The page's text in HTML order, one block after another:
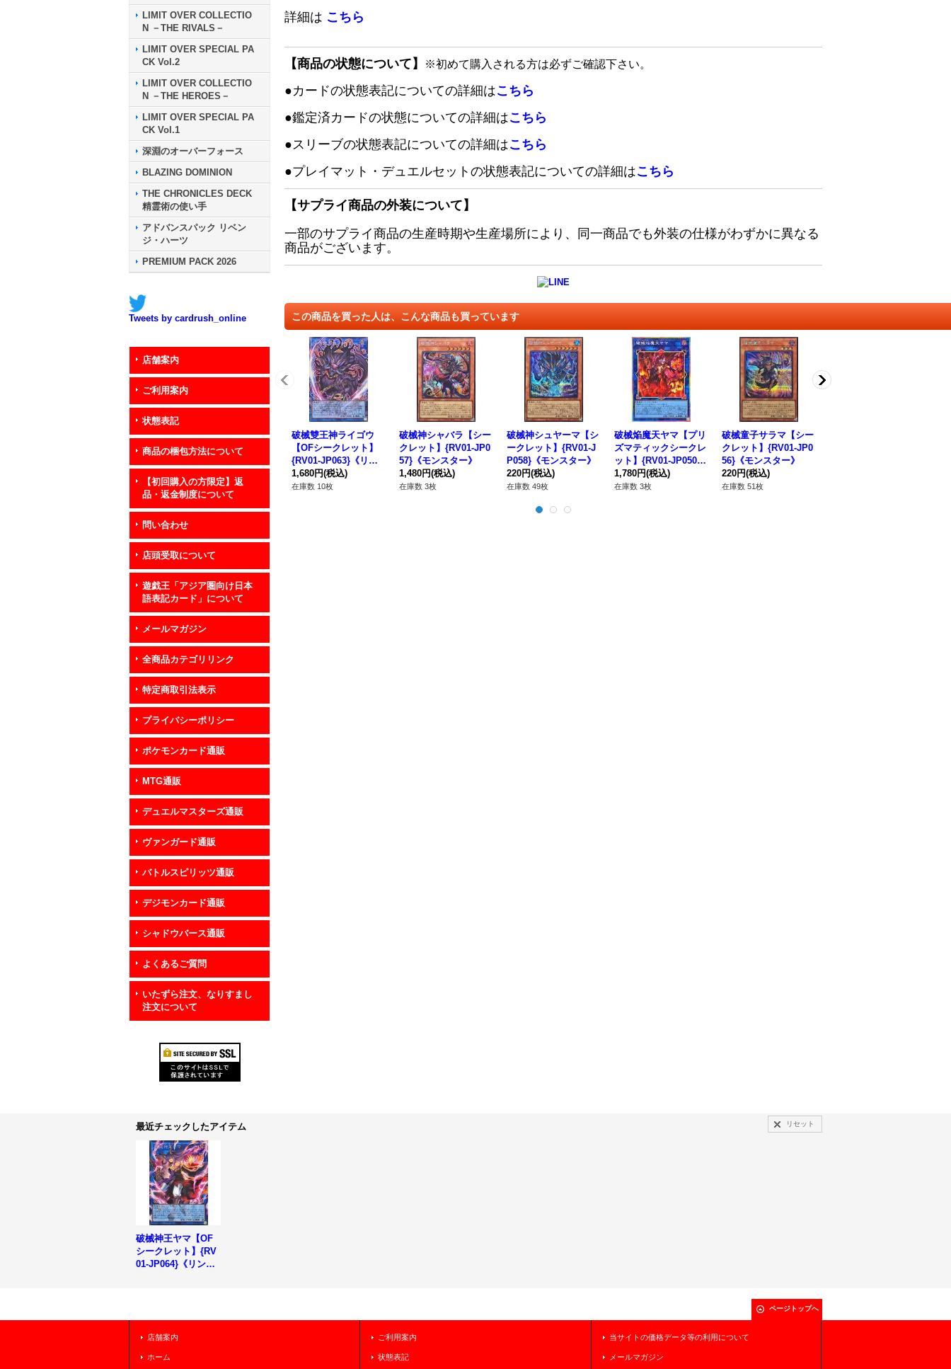
LIMIT OVER COLLECTIO
N －THE RIVALS－
LIMIT OVER SPECIAL PA
CK Vol.2
LIMIT OVER COLLECTIO
N －THE HEROES－
LIMIT OVER SPECIAL PA
CK Vol.1
深淵のオーバーフォース
BLAZING DOMINION
THE CHRONICLES DECK
精霊術の使い手
アドバンスパック リベン
ジ・ハーツ
PREMIUM PACK 2026
Tweets by cardrush_online
店舗案内
ご利用案内
状態表記
商品の梱包方法について
【初回購入の方限定】返
品・返金制度について
問い合わせ
店頭受取について
遊戯王「アジア圏向け日本
語表記カード」について
メールマガジン
全商品カテゴリリンク
特定商取引法表示
プライバシーポリシー
ポケモンカード通販
MTG通販
デュエルマスターズ通販
ヴァンガード通販
バトルスピリッツ通販
デジモンカード通販
シャドウバース通販
よくあるご質問
いたずら注文、なりすまし
注文について
詳細は こちら
【商品の状態について】 ※初めて購入される方は必ずご確認下さい。
●カードの状態表記についての詳細はこちら
●鑑定済カードの状態についての詳細はこちら
●スリーブの状態表記についての詳細はこちら
●プレイマット・デュエルセットの状態表記についての詳細はこちら
【サプライ商品の外装について】
一部のサプライ商品の生産時期や生産場所により、同一商品でも外装の仕様がわずかに異なる
商品がございます。
この商品を買った人は、こんな商品も買っています
破械雙王神ライゴウ
【OFシークレット】
{RV01-JP063}《リン
ク》
1,680円(税込)
在庫数 10枚
破械神シャバラ【シー
クレット】{RV01-JP0
57}《モンスター》
1,480円(税込)
在庫数 3枚
破械神シュヤーマ【シ
ークレット】{RV01-J
P058}《モンスター》
220円(税込)
在庫数 49枚
破械焔魔天ヤマ【プリ
ズマティックシークレ
ット】{RV01-JP050}
《リンク》
1,780円(税込)
在庫数 3枚
破械童子サラマ【シー
クレット】{RV01-JP0
56}《モンスター》
220円(税込)
在庫数 51枚
最近チェックしたアイテム リセット
破械神王ヤマ【OF
シークレット】{RV
01-JP064}《リン
ページトップへ
店舗案内
ホーム
ご利用案内
状態表記
当サイトの価格データ等の利用について
メールマガジン